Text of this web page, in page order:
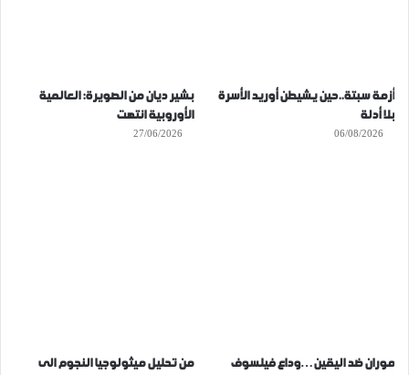
أزمة سبتة..حين يشيطن أوريد الأسرة
بلا أدلة
06/08/2026
بشير ديان من الصويرة: العالمية
الأوروبية انتهت
27/06/2026
موران ضد اليقين…وداع فيلسوف
من تحليل ميثولوجيا النجوم الى